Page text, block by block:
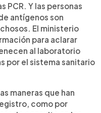
PCR. Y las personas
antígenos son
El ministerio
para aclarar
al laboratorio
por el sistema sanitario
maneras que han
como por